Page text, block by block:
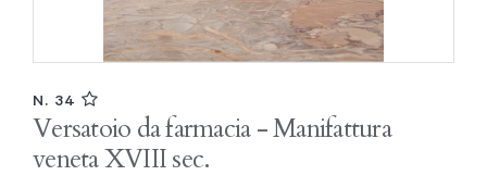
N. 34
Versatoio da farmacia - Manifattura
veneta XVIII sec.